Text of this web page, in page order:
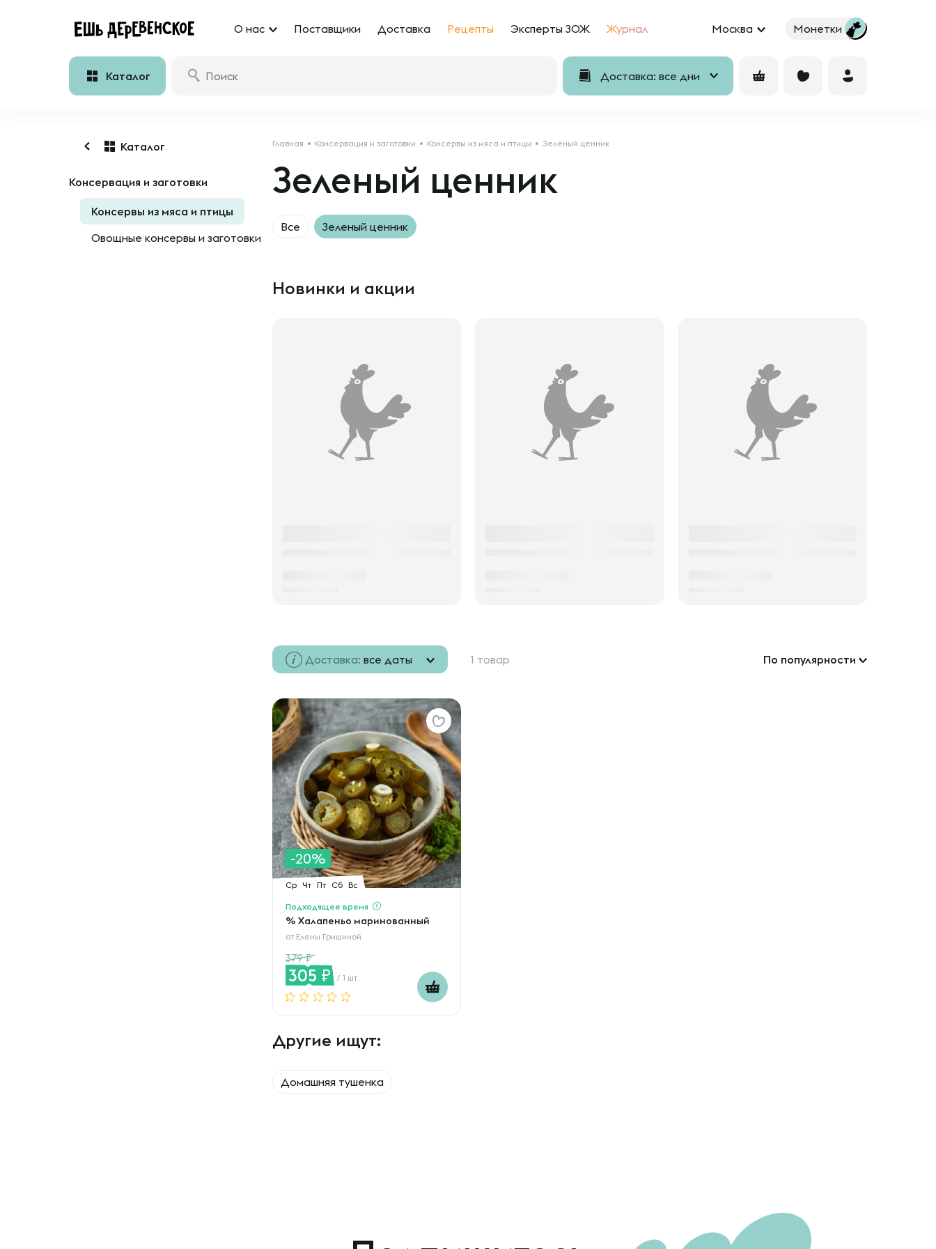
О нас Поставщики Доставка Рецепты Эксперты ЗОЖ Журнал Москва Монетки
Каталог Доставка: все дни
Каталог
Консервация и заготовки
Консервы из мяса и птицы
Овощные консервы и заготовки
Главная Консервация и заготовки Консервы из мяса и птицы Зеленый ценник
Зеленый ценник
Все Зеленый ценник
Новинки и акции
Доставка: все даты 1 товар По популярности
-20%
Ср Чт Пт Сб Вс
Подходящее время
% Халапеньо маринованный
от Елены Гришиной
379
305 / 1 шт
Другие ищут:
Домашняя тушенка